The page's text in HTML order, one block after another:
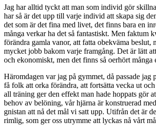
Jag har alltid tyckt att man som individ gör
har så är det upp till varje individ att skapa sig
det som är det fina med livet, det finns bara en
många verkar ha det så fantastiskt. Men faktum
förändra gamla vanor, att fatta obekväma
mycket jobb bakom varje framgång. Det är lätt
och ekonomiskt, men det finns så oerhört
Häromdagen var jag på gymmet, då passade
få folk att orka förändra, att fortsätta vecka ut
all träning ger den effekt man hade hoppats gör
behov av belöning, vår hjärna är konstruerad
gnistan att nå det mål vi satt upp. Utifrån det är
rimlig, som ger oss utrymme att lyckas nå vårt